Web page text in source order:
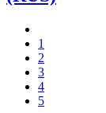
1
2
3
4
5